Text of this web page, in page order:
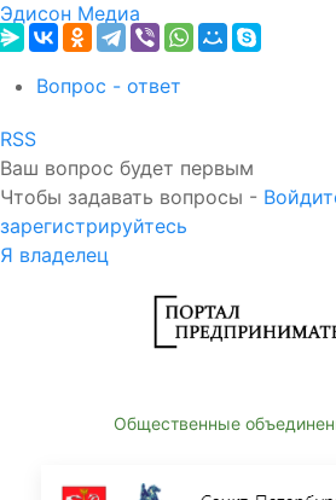
Эдисон Медиа
Вопрос - ответ
RSS
Ваш вопрос будет первым
Чтобы задавать вопросы -
зарегистрируйтесь
Я владелец
Общественные